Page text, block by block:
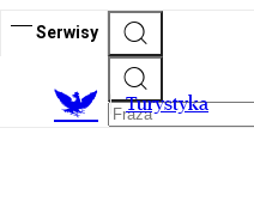
Serwisy
Turystyka